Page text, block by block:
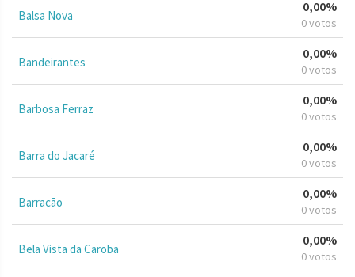
Balsa Nova
0,00%
0 votos
Bandeirantes
0,00%
0 votos
Barbosa Ferraz
0,00%
0 votos
Barra do Jacaré
0,00%
0 votos
Barracão
0,00%
0 votos
Bela Vista da Caroba
0,00%
0 votos